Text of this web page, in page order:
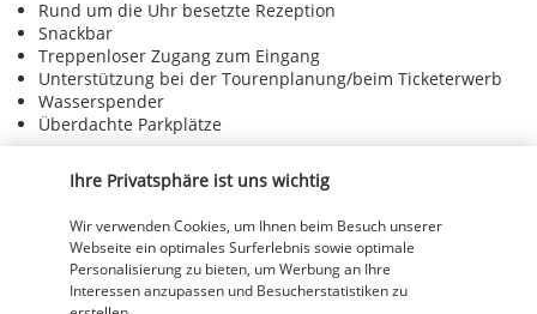
Rund um die Uhr besetzte Rezeption
Snackbar
Treppenloser Zugang zum Eingang
Unterstützung bei der Tourenplanung/beim Ticketerwerb
Wasserspender
Überdachte Parkplätze
Einrichtungen
Entdecken Sie dieses wunderschöne
Reiseziel
Ihre Privatsphäre ist uns wichtig
Wir verwenden Cookies, um Ihnen beim Besuch unserer
Webseite ein optimales Surferlebnis sowie optimale
Personalisierung zu bieten, um Werbung an Ihre
Interessen anzupassen und Besucherstatistiken zu